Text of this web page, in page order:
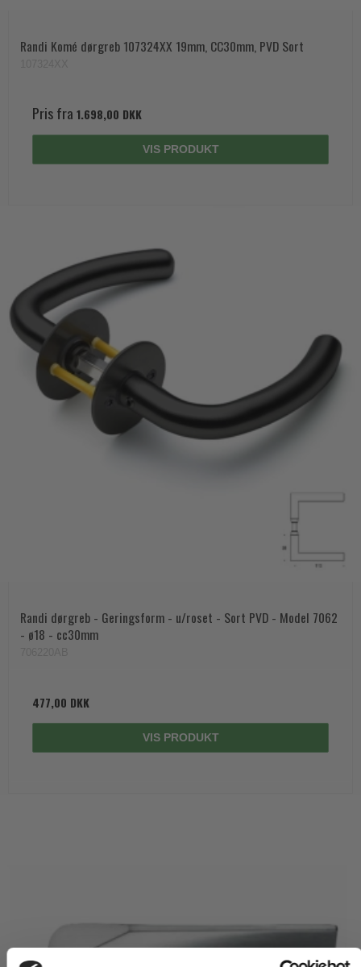
Randi Komé dørgreb 107324XX 19mm, CC30mm, PVD Sort
Pris fra 1.698,00 DKK
VIS PRODUKT
Randi dørgreb - Geringsform - u/roset - Sort PVD - Model 7062
- ø18 - cc30mm
477,00 DKK
VIS PRODUKT